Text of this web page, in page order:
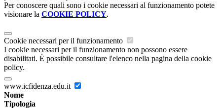
Per conoscere quali sono i cookie necessari al funzionamento potete
visionare la COOKIE POLICY.
Cookie necessari per il funzionamento
I cookie necessari per il funzionamento non possono essere
disabilitati. È possibile consultare l'elenco nella pagina della cookie
policy.
www.icfidenza.edu.it
Nome
Tipologia